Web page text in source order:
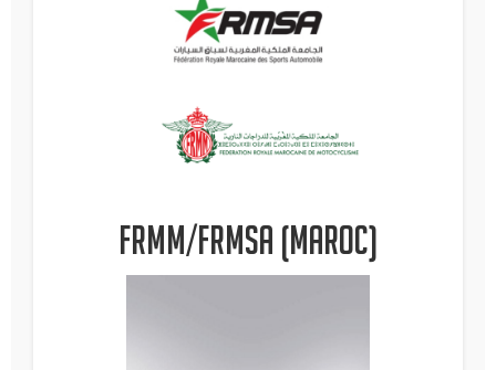
FRMM/FRMSA (Maroc)